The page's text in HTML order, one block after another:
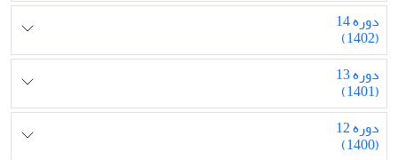
دوره 14
(1402)
دوره 13
(1401)
دوره 12
(1400)